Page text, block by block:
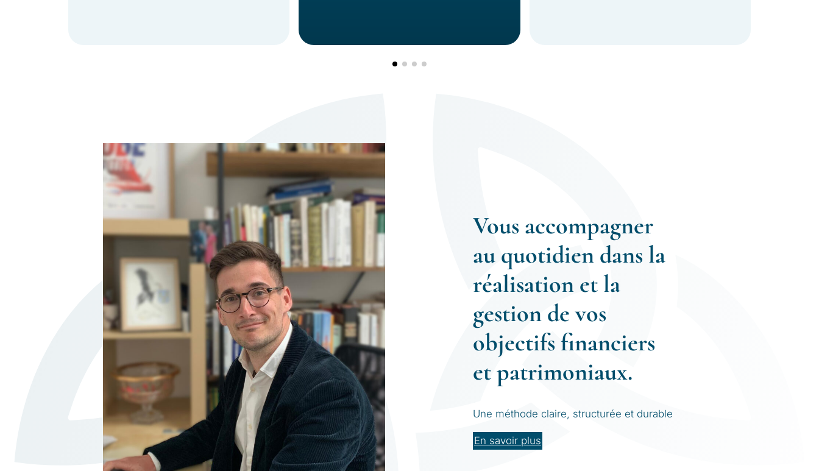
Vous accompagner
au quotidien dans la
réalisation et la
gestion de vos
objectifs financiers
et patrimoniaux.
Une méthode claire, structurée et durable
En savoir plus